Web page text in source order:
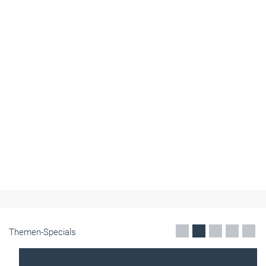
Themen-Specials